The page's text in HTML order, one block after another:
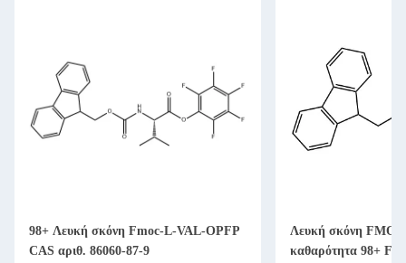
98+ Λευκή σκόνη Fmoc-L-VAL-OPFP
CAS αριθ. 86060-87-9
Λευκή σκόνη
καθαρότητα 98+